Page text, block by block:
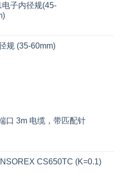
电子内径规(45-
规 (35-60mm)
口 3m 电缆，带匹配针
CS650TC (K=0.1)